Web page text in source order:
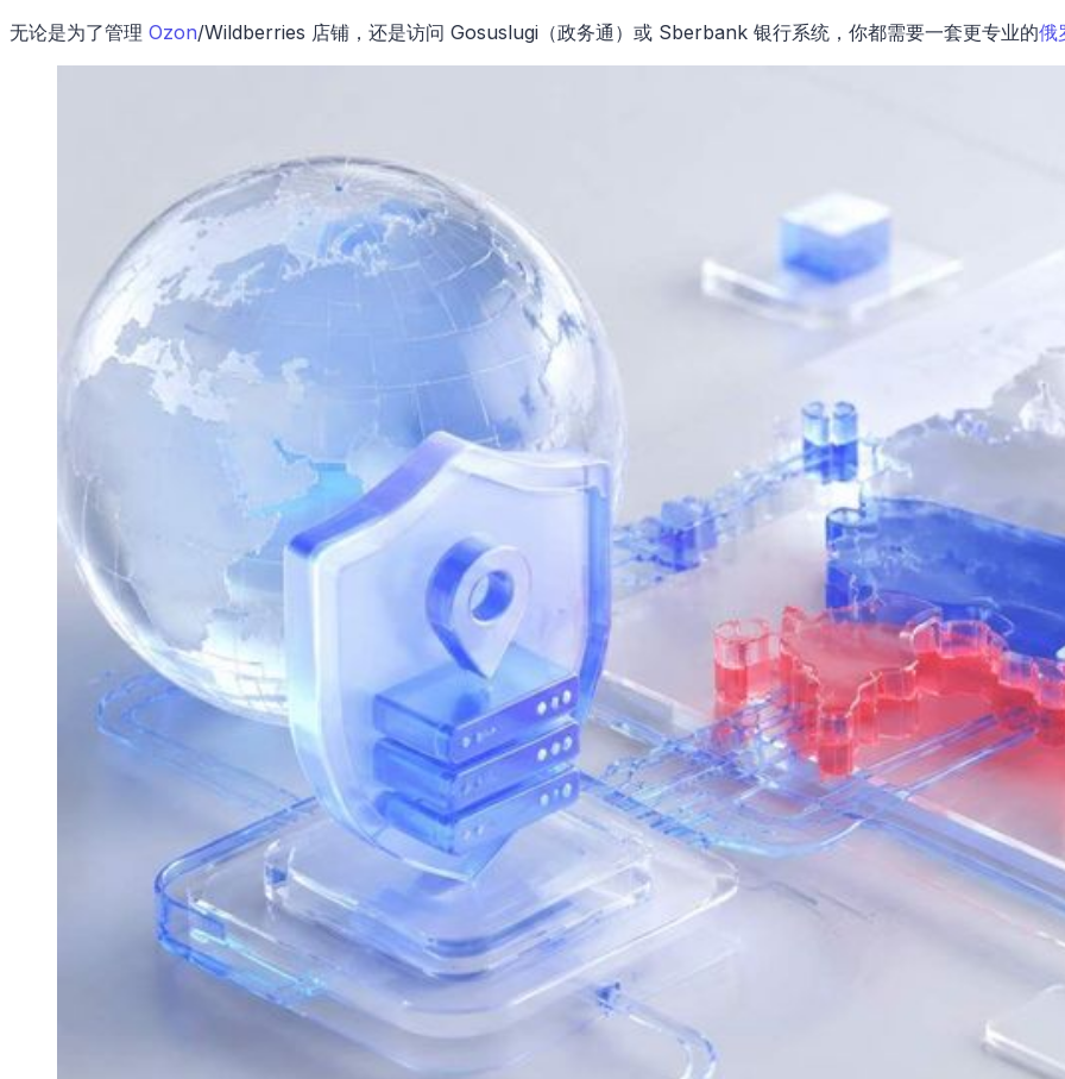
无论是为了管理 Ozon/Wildberries 店铺，还是访问 Gosuslugi（政务通）或 Sberbank 银行系统，你都需要一套更专业的俄